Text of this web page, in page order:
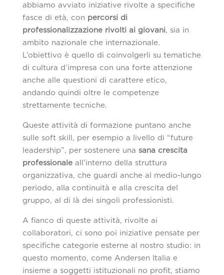
abbiamo avviato iniziative rivolte a specifiche
fasce di età, con percorsi di
professionalizzazione rivolti ai giovani, sia in
ambito nazionale che internazionale.
L’obiettivo è quello di coinvolgerli su tematiche
di cultura d’impresa con una forte attenzione
anche alle questioni di carattere etico,
andando quindi oltre le competenze
strettamente tecniche.
Queste attività di formazione puntano anche
sulle soft skill, per esempio a livello di “future
leadership”, per sostenere una sana crescita
professionaleall’interno della struttura
organizzativa, che guardi anche al medio-lungo
periodo, alla continuità e alla crescita del
gruppo, al di là dei singoli professionisti.
A fianco di queste attività, rivolte ai
collaboratori, ci sono poi iniziative pensate per
specifiche categorie esterne al nostro studio: in
questo momento, come Andersen Italia e
insieme a soggetti istituzionali no profit, stiamo